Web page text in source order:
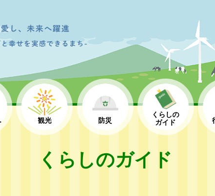
観光 防災
くらしの
ガイド
くらしのガイド